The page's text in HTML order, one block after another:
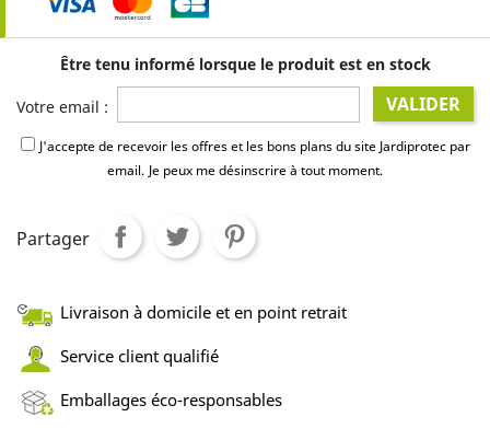
Être tenu informé lorsque le produit est en stock
Votre email : VALIDER
J'accepte de recevoir les offres et les bons plans du site Jardiprotec par
email. Je peux me désinscrire à tout moment.
Partager
Livraison à domicile et en point retrait
Service client qualifié
Emballages éco-responsables